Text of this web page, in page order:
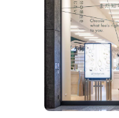
ファッションテイスト
着用シーン